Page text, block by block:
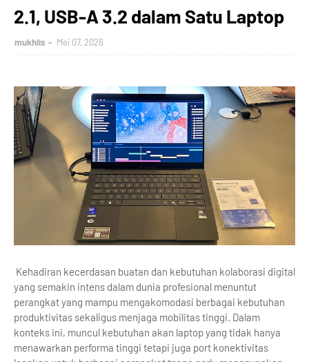
2.1, USB-A 3.2 dalam Satu Laptop
mukhlis Mei 07, 2026
Kehadiran kecerdasan buatan dan kebutuhan kolaborasi digital
yang semakin intens dalam dunia profesional menuntut
perangkat yang mampu mengakomodasi berbagai kebutuhan
produktivitas sekaligus menjaga mobilitas tinggi. Dalam
konteks ini, muncul kebutuhan akan laptop yang tidak hanya
menawarkan performa tinggi tetapi juga port konektivitas